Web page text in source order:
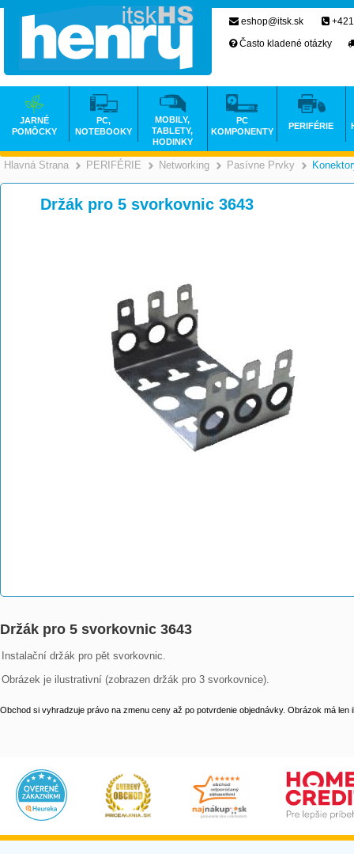
Hlavná Strana >
PERIFÉRIE >
Networking >
Pasívne Prvky
Držák pro 5 svorkovnic 3643
Držák pro 5 svorkovnic 3643
Instalační držák pro pět svorkovnic.
Obrázek je ilustrativní (zobrazen držák pro 3 svorkovnice).
Obchod si vyhradzuje právo na zmenu ceny až po potvrdenie objednávky. Obrázok má len
eshop@itsk.sk
Často kladené otázky
JARNÉ
POMÔCKY
PC,
NOTEBOOKY
MOBILY,
TABLETY,
HODINKY
PC
KOMPONENTY
PERIFÉRIE